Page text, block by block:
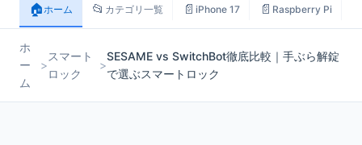
🏠ホーム 📂 カテゴリ一覧 📄 iPhone 17 📄 Raspberry Pi
ホ
ー
ム
>
スマート
ロック
>
SESAME vs SwitchBot徹底比較｜手ぶら解錠
で選ぶスマートロック